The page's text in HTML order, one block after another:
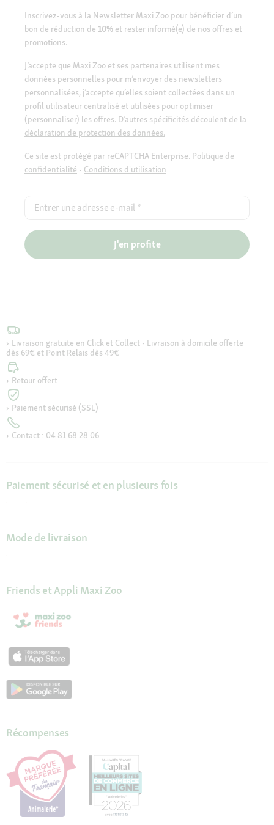
Inscrivez-vous à la Newsletter Maxi Zoo pour bénéficier d’un
bon de réduction de 10% et rester informé(e) de nos offres et
promotions.
J’accepte que Maxi Zoo et ses partenaires utilisent mes
données personnelles pour m’envoyer des newsletters
personnalisées, j’accepte qu’elles soient collectées dans un
profil utilisateur centralisé et utilisées pour optimiser
(personnaliser) les offres. D’autres spécificités découlent de la
déclaration de protection des données.
Ce site est protégé par reCAPTCHA Enterprise. Politique de
confidentialité - Conditions d'utilisation
Entrer une adresse e-mail *
J'en profite
Livraison gratuite en Click et Collect - Livraison à domicile offerte
dès 69€ et Point Relais dès 49€
Retour offert
Paiement sécurisé (SSL)
Contact : 04 81 68 28 06
Paiement sécurisé et en plusieurs fois
Mode de livraison
Friends et Appli Maxi Zoo
Récompenses